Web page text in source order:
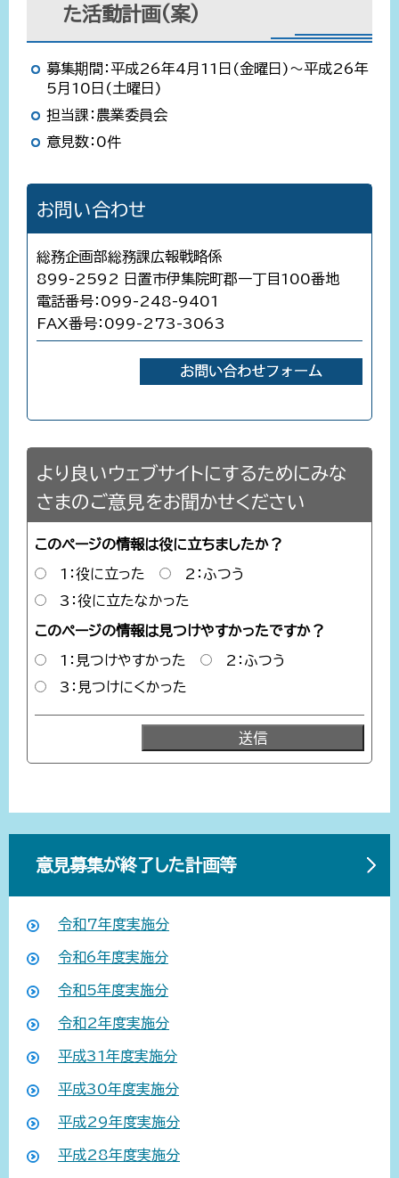
た活動計画(案)
募集期間：平成26年4月11日(金曜日)～平成26年
5月10日(土曜日)
担当課：農業委員会
意見数：0件
お問い合わせ
総務企画部総務課広報戦略係
899-2592 日置市伊集院町郡一丁目100番地
電話番号：099-248-9401
FAX番号：099-273-3063
より良いウェブサイトにするためにみな
さまのご意見をお聞かせください
このページの情報は役に立ちましたか？
1：役に立った
2：ふつう
3：役に立たなかった
このページの情報は見つけやすかったですか？
1：見つけやすかった
2：ふつう
3：見つけにくかった
意見募集が終了した計画等
令和7年度実施分
令和6年度実施分
令和5年度実施分
令和2年度実施分
平成31年度実施分
平成30年度実施分
平成29年度実施分
平成28年度実施分